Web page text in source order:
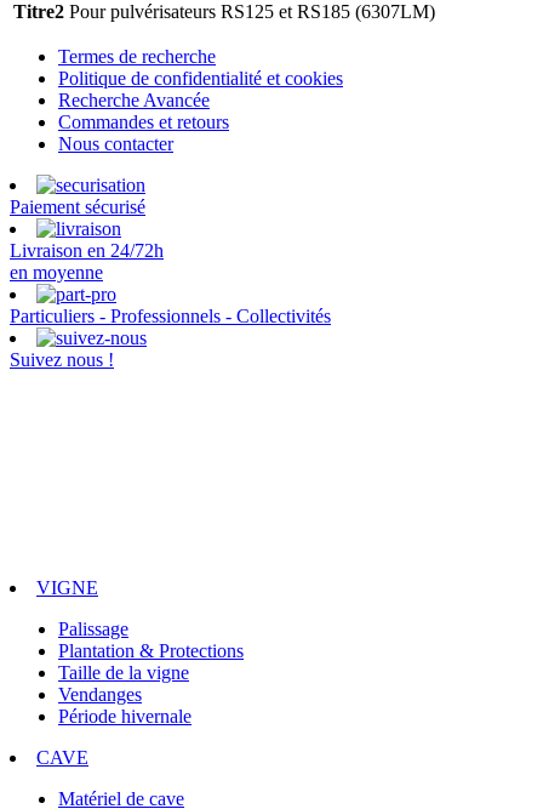
Titre2 Pour pulvérisateurs RS125 et RS185 (6307LM)
Termes de recherche
Politique de confidentialité et cookies
Recherche Avancée
Commandes et retours
Nous contacter
Paiement sécurisé
Livraison en 24/72h
en moyenne
Particuliers - Professionnels - Collectivités
Suivez nous !
VIGNE
Palissage
Plantation & Protections
Taille de la vigne
Vendanges
Période hivernale
CAVE
Matériel de cave